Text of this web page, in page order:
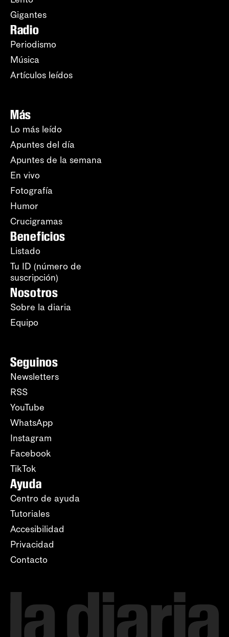
Gigantes
Radio
Periodismo
Música
Artículos leídos
Más
Lo más leído
Apuntes del día
Apuntes de la semana
En vivo
Fotografía
Humor
Crucigramas
Beneficios
Listado
Tu ID (número de
suscripción)
Nosotros
Sobre la diaria
Equipo
Seguinos
Newsletters
RSS
YouTube
WhatsApp
Instagram
Facebook
TikTok
Ayuda
Centro de ayuda
Tutoriales
Accesibilidad
Privacidad
Contacto